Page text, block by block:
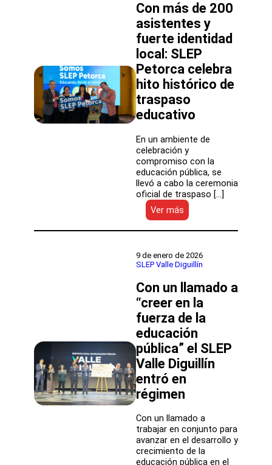
Liceo
Juan
Martínez
de
Rozas
cuya
inversión
supera
los
$2
mil
Con más de 200
asistentes y
fuerte identidad
local: SLEP
Petorca celebra
hito histórico de
traspaso
educativo
En un ambiente de
celebración y
compromiso con la
educación pública, se
llevó a cabo la ceremonia
oficial de traspaso […]
Ver más
Con
más
200
asistentes
fuerte
identidad
local:
SLEP
Petorca
celebra
hito
histórico
de
traspaso
educativo
9 de enero de 2026
SLEP Valle Diguillín
Con un llamado a
“creer en la
fuerza de la
educación
pública” el SLEP
Valle Diguillín
entró en
régimen
Con un llamado a
trabajar en conjunto para
avanzar en el desarrollo y
crecimiento de la
educación pública en el